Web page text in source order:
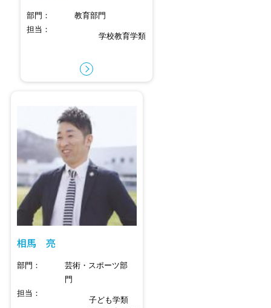
部門
教育部門
担当
学校教育学類
相馬 亮
部門
芸術・スポーツ部
門
担当
子ども学類